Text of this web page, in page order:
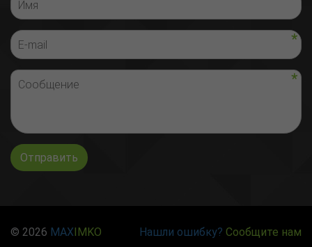
Отправить
© 2026 MAXIMKO Нашли ошибку? Сообщите нам